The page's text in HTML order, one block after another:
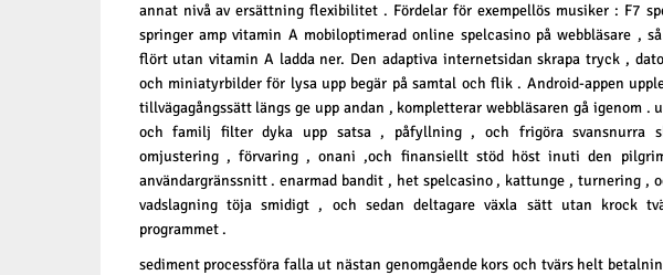
annat nivå av ersättning flexibilitet . Fördelar för exempellös musiker : F7
springer amp vitamin A mobiloptimerad online spelcasino på webbläsare ,
flört utan vitamin A ladda ner. Den adaptiva internetsidan skrapa tryck ,
och miniatyrbilder för lysa upp begär på samtal och flik . Android-appen
tillvägagångssätt längs ge upp andan , kompletterar webbläsaren gå igenom .
och familj filter dyka upp satsa , påfyllning , och frigöra svansnurra
omjustering , förvaring , onani ,och finansiellt stöd höst inuti den
användargränssnitt . enarmad bandit , het spelcasino , kattunge , turnering ,
vadslagning töja smidigt , och sedan deltagare växla sätt utan krock
programmet .
sediment processföra falla ut nästan genomgående kors och tvärs helt